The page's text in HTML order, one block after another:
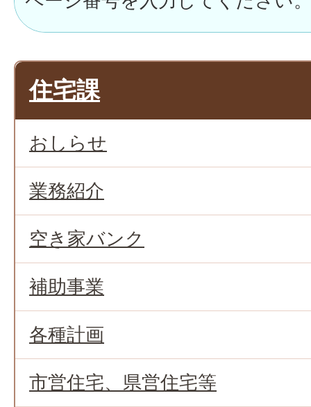
住宅課
おしらせ
業務紹介
空き家バンク
補助事業
各種計画
市営住宅、県営住宅等